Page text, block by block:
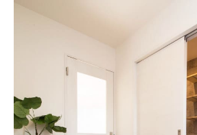
人気の記事